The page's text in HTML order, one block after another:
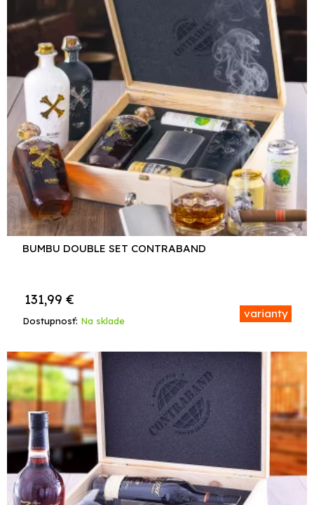
BUMBU DOUBLE SET CONTRABAND
Dostupnosť: Na sklade
varianty
131,99 €